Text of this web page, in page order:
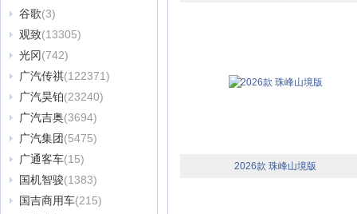
谷歌(3)
观致(13305)
光冈(742)
广汽传祺(122371)
广汽昊铂(23240)
广汽吉奥(3694)
广汽集团(5475)
广通客车(15)
国机智骏(1383)
国吉商用车(215)
2026款 珠峰山境版